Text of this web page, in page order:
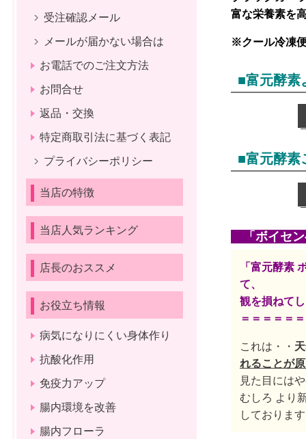
富な栄養素を
※クール冷凍
■富元酵素
■富元酵素
「 ボイセ
「富元酵素
観を損ねて
＝＝＝＝＝
これは・・
れることが
見た目には
むしろ より
しておりま
受注確認メール
メールが届かない場合は
お電話でのご注文方法
お問合せ
返品・交換
特定商取引法に基づく表記
プライバシーポリシー
当店の特徴
当店人気ランキング
店長のおススメ
お役立ち情報
病気になりにくい身体作り
抗酸化作用
免疫力アップ
腸内環境を改善
腸内フローラ